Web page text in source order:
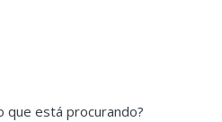
que está procurando?